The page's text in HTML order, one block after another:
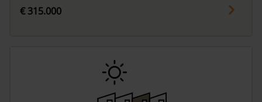
€ 315.000